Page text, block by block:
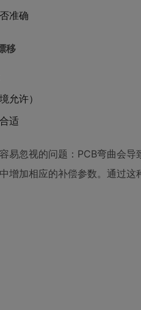
准确
移
允许）
适
易忽视的问题：PCB弯曲会
增加相应的补偿参数。通过